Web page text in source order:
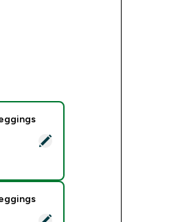
Flared Leggings - Dark Grey - S
Flared Leggings - Slate Blue - M